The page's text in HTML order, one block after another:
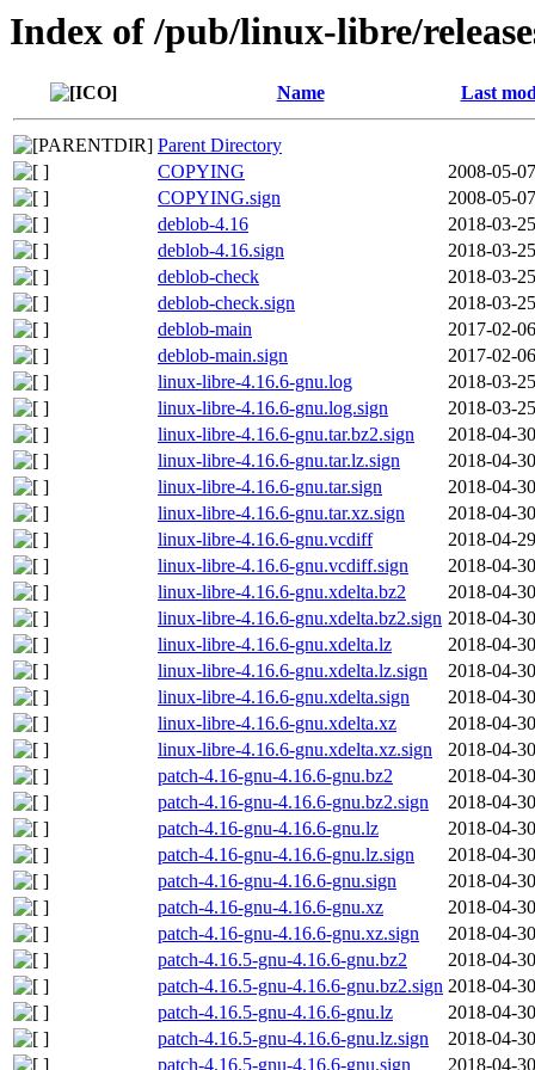
Index of /pub/linux-libre/
Name Last
Parent Directory
COPYING
2008-05-
COPYING.sign
2008-05-
deblob-4.16
2018-03-
deblob-4.16.sign
2018-03-
deblob-check
2018-03-
deblob-check.sign
2018-03-
deblob-main
2017-02-
deblob-main.sign
2017-02-
linux-libre-4.16.6-gnu.log
2018-03-
linux-libre-4.16.6-gnu.log.sign
2018-03-
linux-libre-4.16.6-gnu.tar.bz2.sign
2018-04-
linux-libre-4.16.6-gnu.tar.lz.sign
2018-04-
linux-libre-4.16.6-gnu.tar.sign
2018-04-
linux-libre-4.16.6-gnu.tar.xz.sign
2018-04-
linux-libre-4.16.6-gnu.vcdiff
2018-04-
linux-libre-4.16.6-gnu.vcdiff.sign
2018-04-
linux-libre-4.16.6-gnu.xdelta.bz2
2018-04-
linux-libre-4.16.6-gnu.xdelta.bz2.sign 2018-04-
linux-libre-4.16.6-gnu.xdelta.lz
2018-04-
linux-libre-4.16.6-gnu.xdelta.lz.sign
2018-04-
linux-libre-4.16.6-gnu.xdelta.sign
2018-04-
linux-libre-4.16.6-gnu.xdelta.xz
2018-04-
linux-libre-4.16.6-gnu.xdelta.xz.sign
2018-04-
patch-4.16-gnu-4.16.6-gnu.bz2
2018-04-
patch-4.16-gnu-4.16.6-gnu.bz2.sign
2018-04-
patch-4.16-gnu-4.16.6-gnu.lz
2018-04-
patch-4.16-gnu-4.16.6-gnu.lz.sign
2018-04-
patch-4.16-gnu-4.16.6-gnu.sign
2018-04-
patch-4.16-gnu-4.16.6-gnu.xz
2018-04-
patch-4.16-gnu-4.16.6-gnu.xz.sign
2018-04-
patch-4.16.5-gnu-4.16.6-gnu.bz2
2018-04-
patch-4.16.5-gnu-4.16.6-gnu.bz2.sign 2018-04-
patch-4.16.5-gnu-4.16.6-gnu.lz
2018-04-
patch-4.16.5-gnu-4.16.6-gnu.lz.sign
2018-04-
patch-4.16.5-gnu-4.16.6-gnu.sign
2018-04-